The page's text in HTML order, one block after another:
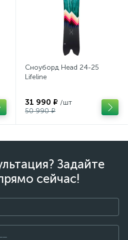
Сноуборд Head 24-25
Lifeline
31 990 ₽ /шт
50 990 ₽
Задайте
сейчас!